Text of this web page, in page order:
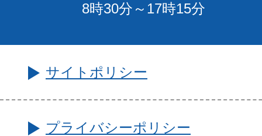
8時30分～17時15分
サイトポリシー
プライバシーポリシー